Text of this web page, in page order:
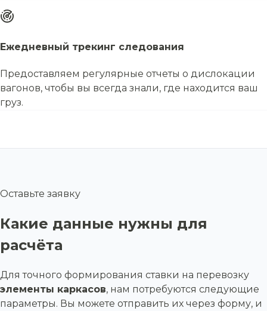
Ежедневный трекинг следования
Предоставляем регулярные отчеты о дислокации
вагонов, чтобы вы всегда знали, где находится ваш
груз.
Оставьте заявку
Какие данные нужны для
расчёта
Для точного формирования ставки на перевозку
элементы каркасов, нам потребуются следующие
параметры. Вы можете отправить их через форму, и